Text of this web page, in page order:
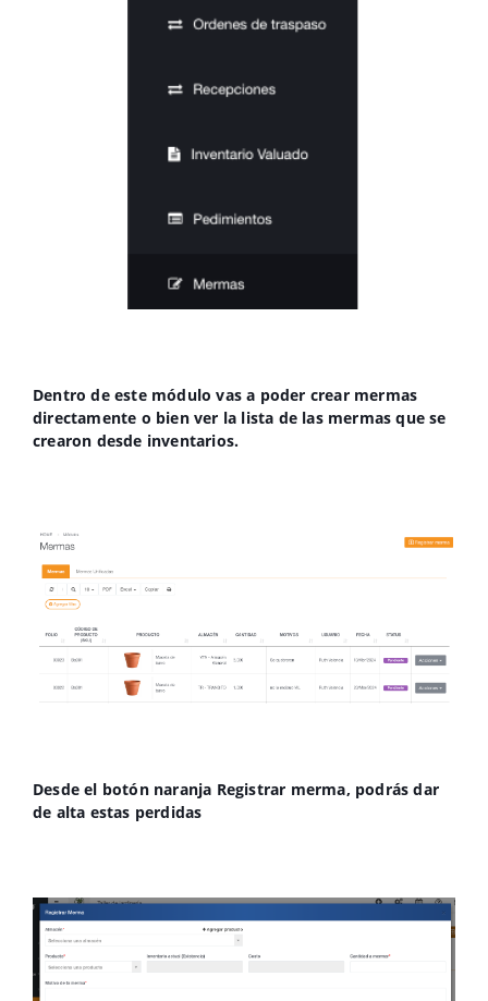
Dentro de este módulo vas a poder crear mermas
directamente o bien ver la lista de las mermas que se
crearon desde inventarios.
Desde el botón naranja Registrar merma, podrás dar
de alta estas perdidas